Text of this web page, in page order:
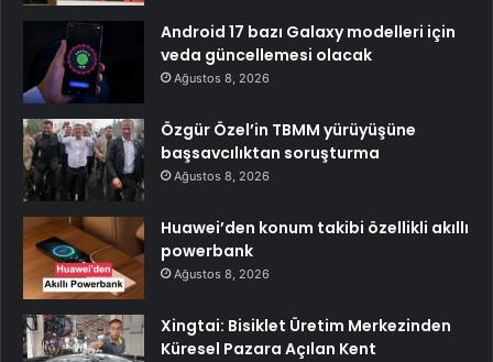
Android 17 bazı Galaxy modelleri için
veda güncellemesi olacak
Ağustos 8, 2026
Özgür Özel’in TBMM yürüyüşüne
başsavcılıktan soruşturma
Ağustos 8, 2026
Huawei’den konum takibi özellikli akıllı
powerbank
Ağustos 8, 2026
Xingtai: Bisiklet Üretim Merkezinden
Küresel Pazara Açılan Kent